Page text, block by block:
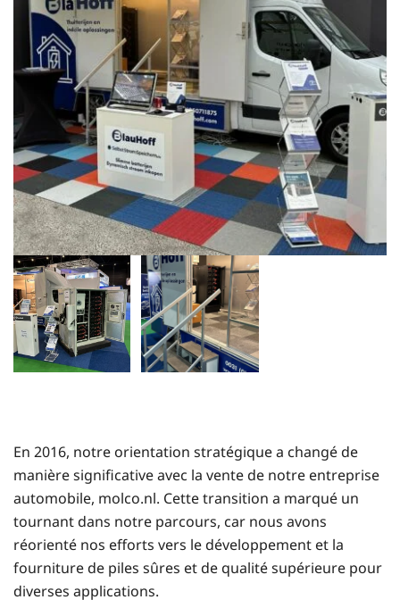
En 2016, notre orientation stratégique a changé de
manière significative avec la vente de notre entreprise
automobile, molco.nl. Cette transition a marqué un
tournant dans notre parcours, car nous avons
réorienté nos efforts vers le développement et la
fourniture de piles sûres et de qualité supérieure pour
diverses applications.